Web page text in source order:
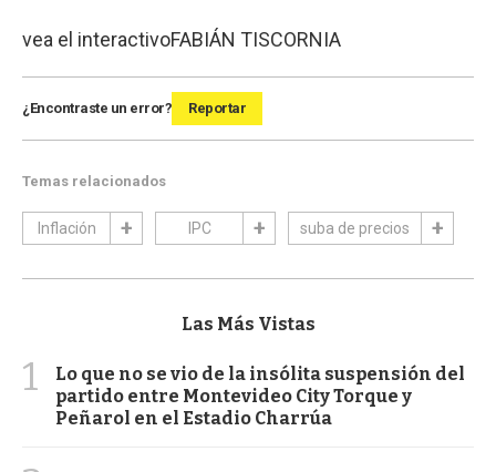
vea el interactivoFABIÁN TISCORNIA
¿Encontraste un error? Reportar
Temas relacionados
Inflación IPC suba de precios
Las Más Vistas
1
Lo que no se vio de la insólita suspensión del
partido entre Montevideo City Torque y
Peñarol en el Estadio Charrúa